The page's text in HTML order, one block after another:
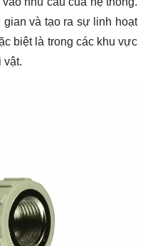
và tạo ra sự linh hoạt
biệt là trong các khu vực
vật.